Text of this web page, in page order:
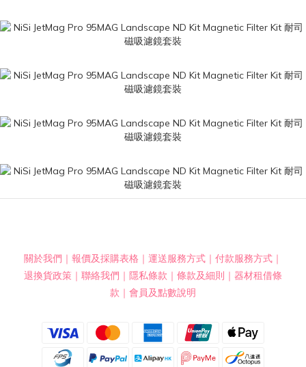
關於我們 ｜ 報價及採購表格 ｜ 運送服務方式 ｜ 付款服務方式 ｜
退換貨政策 ｜ 聯絡我們 ｜ 隱私條款 ｜ 條款及細則 ｜ 器材租借條
款 ｜ 會員及點數說明